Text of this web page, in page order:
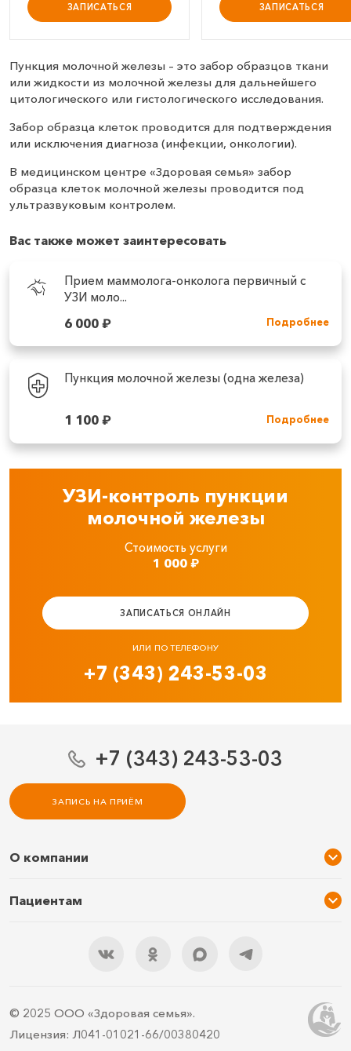
ЗАПИСАТЬСЯ ЗАПИСАТЬСЯ
Пункция молочной железы – это забор образцов ткани
или жидкости из молочной железы для дальнейшего
цитологического или гистологического исследования.
Забор образца клеток проводится для подтверждения
или исключения диагноза (инфекции, онкологии).
В медицинском центре «Здоровая семья» забор
образца клеток молочной железы проводится под
ультразвуковым контролем.
Вас также может заинтересовать
Прием маммолога-онколога первичный с
УЗИ моло...
6 000₽ Подробнее
Пункция молочной железы (одна железа)
1 100₽ Подробнее
УЗИ-контроль пункции
молочной железы
Стоимость услуги
1 000₽
ЗАПИСАТЬСЯ ОНЛАЙН
ИЛИ ПО ТЕЛЕФОНУ
+7 (343) 243-53-03
+7 (343) 243-53-03
ЗАПИСЬ НА ПРИЁМ
О компании
Услуги и цены
Контакты
Пациентам
Подарочный сертификат
Правила подготовки
ДМС
© 2025 ООО «Здоровая семья».
Лицензия: Л041-01021-66/00380420